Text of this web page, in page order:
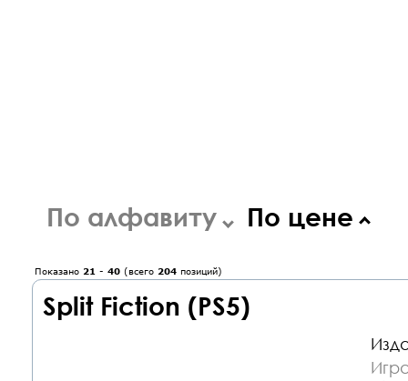
По алфавиту По цене
Показано 21 - 40 (всего 204 позиций)
Split Fiction (PS5)